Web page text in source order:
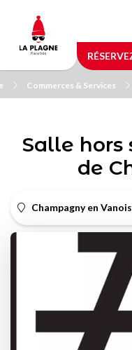
contenu
principal
Commerces & Services
Salle hors
de
Champagny en